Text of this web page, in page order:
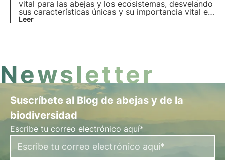
verde y biodiverso.
vital para las abejas y los ecosistemas, desvelando
sus características únicas y su importancia vital en
el mantenimiento del hábitat natural.
Leer
Newsletter
Suscríbete al Blog de abejas y de la
biodiversidad
Escribe tu correo electrónico aquí*